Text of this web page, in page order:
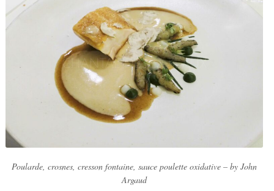
Poularde, crosnes, cresson fontaine, sauce poulette oxidative – by John
Argaud